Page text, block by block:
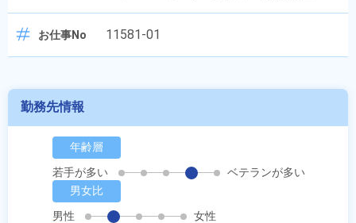
お仕事No 11581-01
勤務先情報
年齢層
若手が多い
ベテランが多い
男女比
男性
女性